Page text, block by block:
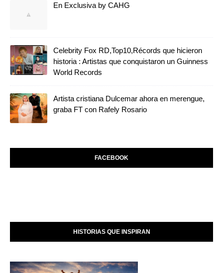
En Exclusiva by CAHG
Celebrity Fox RD,Top10,Récords que hicieron
historia : Artistas que conquistaron un Guinness
World Records
Artista cristiana Dulcemar ahora en merengue,
graba FT con Rafely Rosario
FACEBOOK
HISTORIAS QUE INSPIRAN